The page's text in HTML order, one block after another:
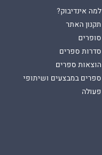
למה אינדיבוק?
תקנון האתר
סופרים
סדרות ספרים
הוצאות ספרים
ספרים במבצעים ושיתופי
פעולה